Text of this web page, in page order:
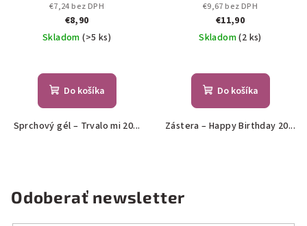
vyzerať takto dobre!
€7,24 bez DPH
€8,90
Skladom(>5 ks)
Do košíka
Sprchový gél – Trvalo mi 20...
€9,67 bez DPH
€11,90
Skladom(2 ks)
Do košíka
Zástera – Happy Birthday 20...
Odoberať newsletter